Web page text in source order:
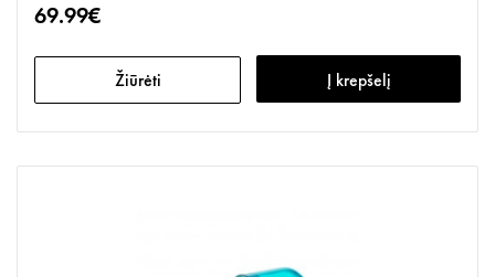
69.99€
Žiūrėti Į krepšelį